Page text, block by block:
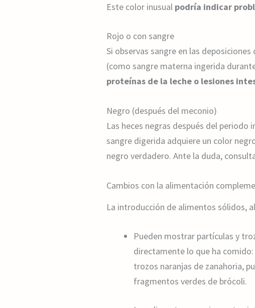
Este color inusual podría indicar
Rojo o con sangre
Si observas sangre en las
(como sangre materna ingerida
proteínas de la leche o lesiones
Negro (después del meconio)
Las heces negras después del
sangre digerida adquiere un color
negro verdadero. Ante la duda,
Cambios con la alimentación
La introducción de alimentos sólidos,
Pueden mostrar partículas y
directamente lo que ha
trozos naranjas de zanahoria,
fragmentos verdes de brócoli.